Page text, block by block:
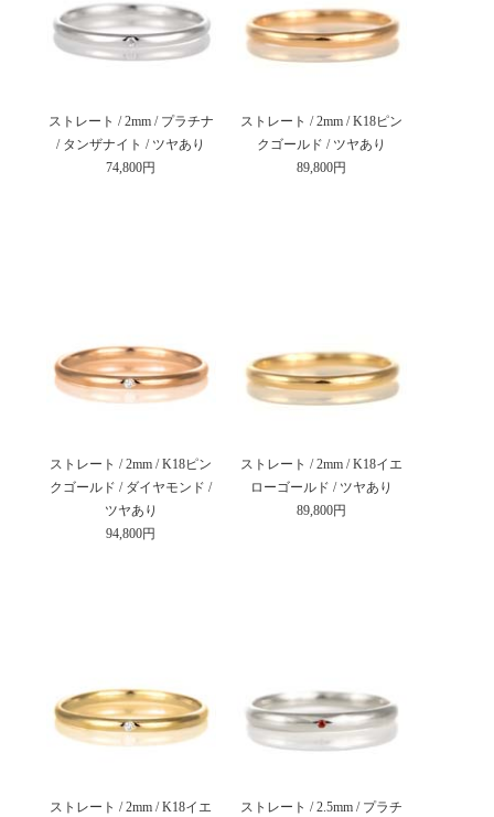
ストレート / 2mm / プラチナ
/ タンザナイト / ツヤあり
74,800円
ストレート / 2mm / K18ピン
クゴールド / ツヤあり
89,800円
ストレート / 2mm / K18ピン
クゴールド / ダイヤモンド /
ツヤあり
94,800円
ストレート / 2mm / K18イエ
ローゴールド / ツヤあり
89,800円
ストレート / 2mm / K18イエ ストレート / 2.5mm / プラチ